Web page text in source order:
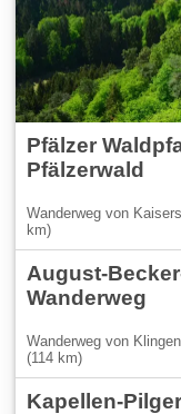
Pfälzer
Pfälzerwald
Wanderweg von
km)
August-
Wanderweg
Wanderweg von
(114 km)
Kapellen-